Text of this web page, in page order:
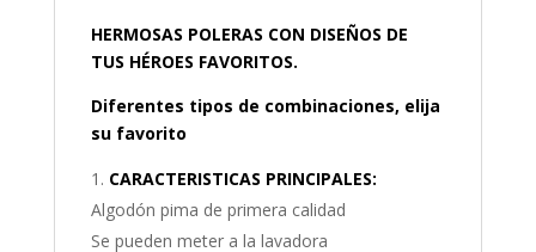
HERMOSAS POLERAS CON DISEÑOS DE
TUS HÉROES FAVORITOS.
Diferentes tipos de combinaciones, elija
su favorito
CARACTERISTICAS PRINCIPALES:
Algodón pima de primera calidad
Se pueden meter a la lavadora